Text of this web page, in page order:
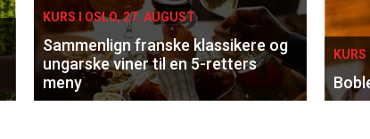
KURS I OSLO, 27. AUGUST
Sammenlign franske klassikere og
ungarske viner til en 5-retters
meny